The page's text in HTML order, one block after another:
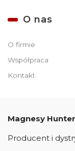
O nas
O firmie
Współpraca
Kontakt
Magnesy Hunter
Producent i